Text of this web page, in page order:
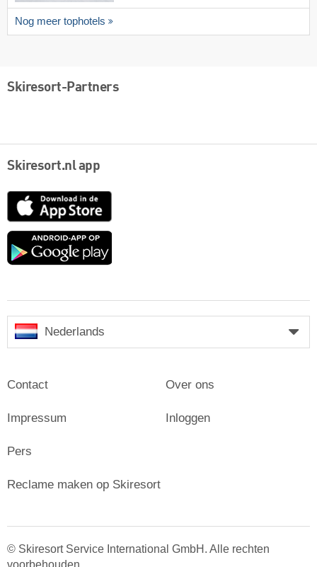
Nog meer tophotels
Skiresort-Partners
Skiresort.nl app
App
Google
Nederlands
Contact
Impressum
Pers
Over ons
Inloggen
Reclame maken op Skiresort
© Skiresort Service International GmbH. Alle rechten
voorbehouden.